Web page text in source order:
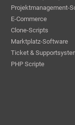
Projektmanagement-
E-Commerce
Clone-Scripts
Marktplatz-Software
Ticket &
PHP Scripte